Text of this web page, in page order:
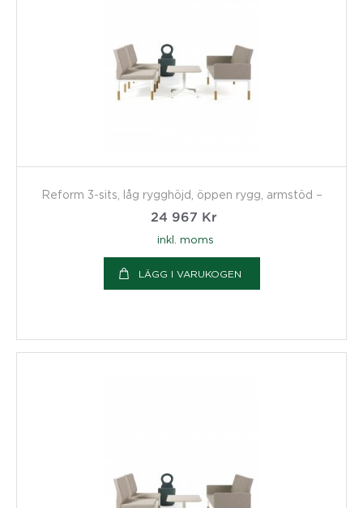
Reform 3-sits, låg rygghöjd, öppen rygg, armstöd –
24 967 Kr
inkl. moms
LÄGG I VARUKOGEN